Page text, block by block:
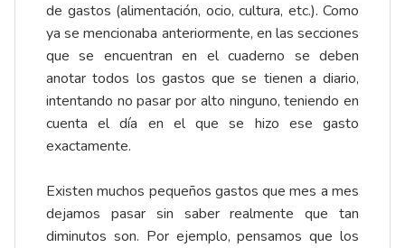
de gastos (alimentación, ocio, cultura, etc.). Como
ya se mencionaba anteriormente, en las secciones
que se encuentran en el cuaderno se deben
anotar todos los gastos que se tienen a diario,
intentando no pasar por alto ninguno, teniendo en
cuenta el día en el que se hizo ese gasto
exactamente.
Existen muchos pequeños gastos que mes a mes
dejamos pasar sin saber realmente que tan
diminutos son. Por ejemplo, pensamos que los